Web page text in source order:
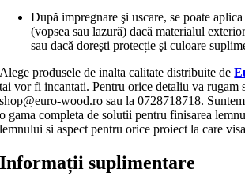
După impregnare şi uscare, se poate
(vopsea sau lazură) dacă materialul
sau dacă doreşti protecție şi culoare
Alege produsele de inalta calitate distribuite de
tai vor fi incantati. Pentru orice detaliu va rugam
shop@euro-wood.ro sau la 0728718718.
o gama completa de solutii pentru finisarea
lemnului si aspect pentru orice proiect la care
Informații suplimentare